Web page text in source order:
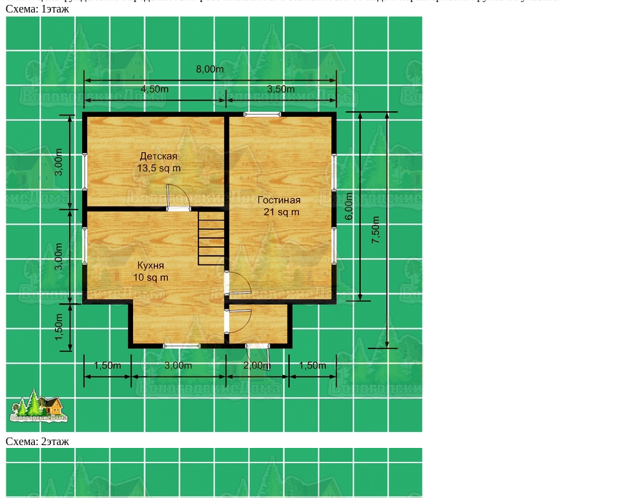
Схема: 1этаж
Схема: 2этаж